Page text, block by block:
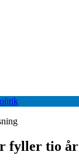
fyller tio år